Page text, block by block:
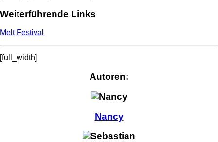
Weiterführende Links
Melt Festival
[full_width]
Autoren:
Nancy